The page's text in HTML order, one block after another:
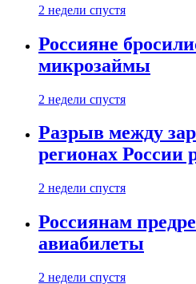
2 недели спустя
Россияне
микрозаймы
2 недели спустя
Разрыв между
регионах России
2 недели спустя
Россиянам
авиабилеты
2 недели спустя